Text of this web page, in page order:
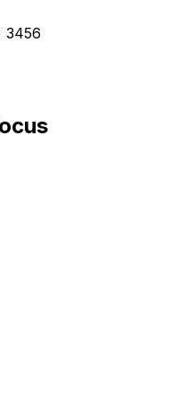
3456